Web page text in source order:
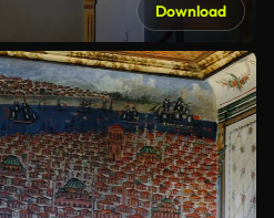
Download